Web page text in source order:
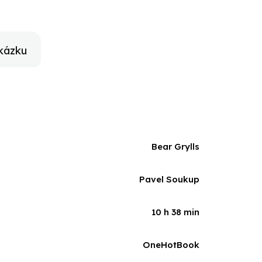
odplížit z afghánského bojiště nebo když
naskočí husí kůže po celém těle, jelikož boj o holý
Bear Grylls
Pavel Soukup
10 h 38 min
OneHotBook